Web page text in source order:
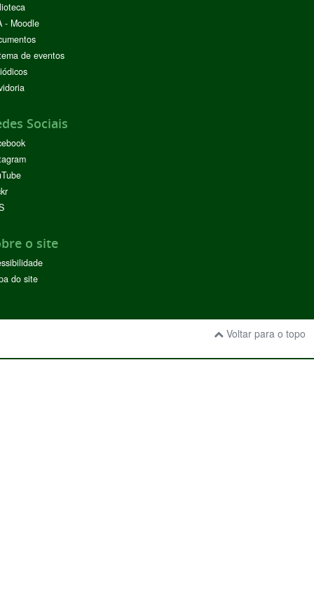
- Moodle
de eventos
Sociais
o site
do site
Voltar para o topo